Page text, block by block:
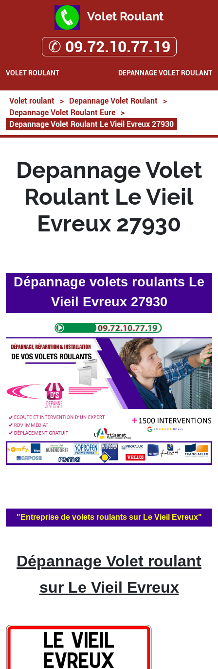
Volet Roulant
✆ 09.72.10.77.19
VOLET ROULANT DEPANNAGE VOLET ROULANT
Volet roulant > Depannage Volet Roulant
>
Depannage Volet Roulant Eure
>
Depannage Volet Roulant Le Vieil Evreux 27930
Depannage Volet
Roulant Le Vieil
Evreux 27930
Dépannage volets roulants Le
Vieil Evreux 27930
"Entreprise de volets roulants sur Le Vieil Evreux"
Dépannage Volet roulant
sur Le Vieil Evreux